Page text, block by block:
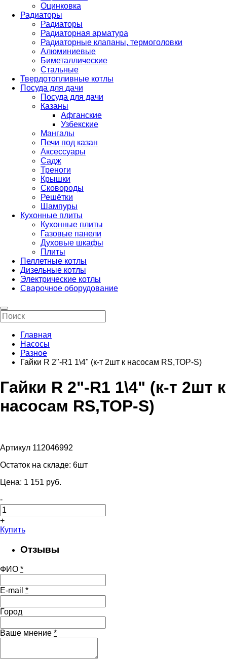
Оцинковка
Радиаторы
Радиаторы
Радиаторная арматура
Радиаторные клапаны, термоголовки
Алюминиевые
Биметаллические
Стальные
Твердотопливные котлы
Посуда для дачи
Посуда для дачи
Казаны
Афганские
Узбекские
Мангалы
Печи под казан
Аксессуары
Садж
Треноги
Крышки
Сковороды
Решётки
Шампуры
Кухонные плиты
Кухонные плиты
Газовые панели
Духовые шкафы
Плиты
Пеллетные котлы
Дизельные котлы
Электрические котлы
Сварочное оборудование
Главная
Насосы
Разное
Гайки R 2"-R1 1\4" (к-т 2шт к насосам RS,ТОР-S)
Гайки R 2"-R1 1\4" (к-т 2шт к
насосам RS,ТОР-S)
Артикул 112046992
Остаток на складе: 6шт
Цена: 1 151 pуб.
-
+
Купить
Отзывы
ФИО *
E-mail *
Город
Ваше мнение *